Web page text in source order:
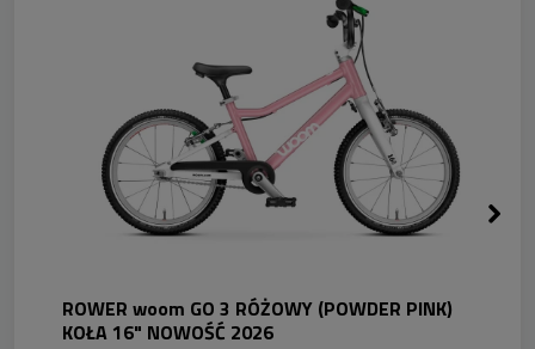
ROWER woom GO 3 RÓŻOWY (POWDER PINK)
KOŁA 16" NOWOŚĆ 2026